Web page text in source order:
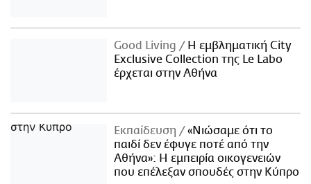
Good Living
Η εμβληματική City
Exclusive Collection της Le Labo
έρχεται στην Αθήνα
Εκπαίδευση
«Νιώσαμε ότι το
παιδί δεν έφυγε ποτέ από την
Αθήνα»: Η εμπειρία οικογενειών
που επέλεξαν σπουδές στην Κύπρο